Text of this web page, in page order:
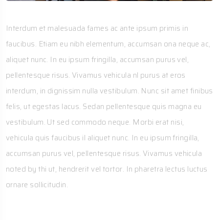
Interdum et malesuada fames ac ante ipsum primis in
faucibus. Etiam eu nibh elementum, accumsan ona neque ac,
aliquet nunc. In eu ipsum fringilla, accumsan purus vel,
pellentesque risus. Vivamus vehicula nl purus at eros
interdum, in dignissim nulla vestibulum. Nunc sit amet finibus
felis, ut egestas lacus. Sedan pellentesque quis magna eu
vestibulum. Ut sed commodo neque. Morbi erat nisi,
vehicula quis faucibus il aliquet nunc. In eu ipsum fringilla,
accumsan purus vel, pellentesque risus. Vivamus vehicula
noted by thi ut, hendrerit vel tortor. In pharetra lectus luctus
ornare sollicitudin.